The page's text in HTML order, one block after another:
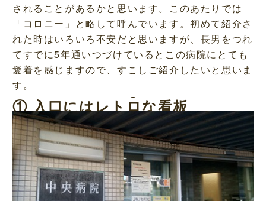
されることがあるかと思います。このあたりでは
「コロニー」と略して呼んでいます。初めて紹介さ
れた時はいろいろ不安だと思いますが、長男をつれ
てすでに5年通いつづけているとこの病院にとても
愛着を感じますので、すこしご紹介したいと思いま
す。
① 入口にはレトロな看板